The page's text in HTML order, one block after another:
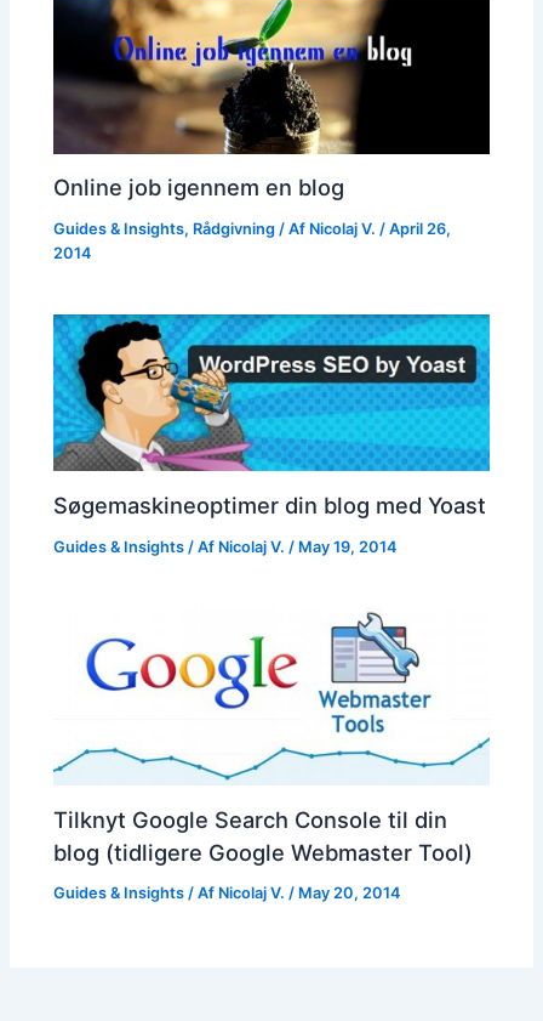
Online job igennem en blog
Guides & Insights, Rådgivning / Af Nicolaj V./April 26,
2014
Søgemaskineoptimer din blog med Yoast
Guides & Insights / Af Nicolaj V. / May 19, 2014
Tilknyt Google Search Console til din
blog (tidligere Google Webmaster Tool)
Guides & Insights / Af Nicolaj V./ May 20, 2014